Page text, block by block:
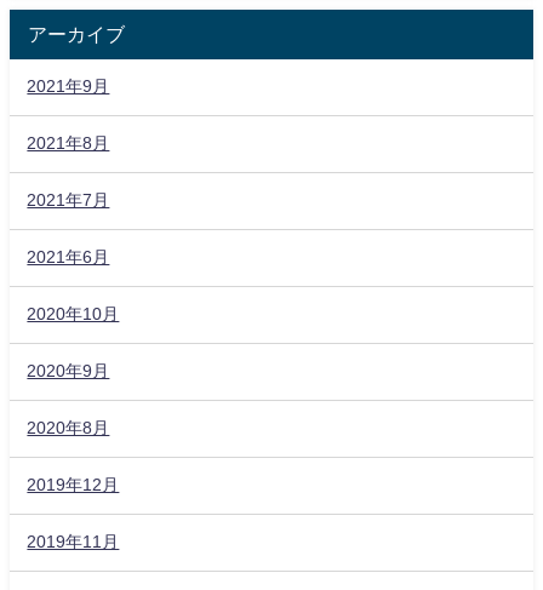
アーカイブ
2021年9月
2021年8月
2021年7月
2021年6月
2020年10月
2020年9月
2020年8月
2019年12月
2019年11月